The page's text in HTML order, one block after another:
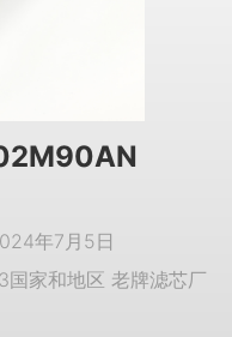
年7月5日
国家和地区 老牌滤芯厂